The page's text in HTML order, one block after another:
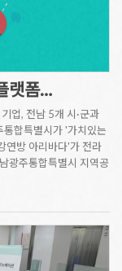
랫폼…
업, 전남 5개 시·군과
합특별시가 '가치있는
연방 아리바다'가 전라
광주통합특별시 지역공